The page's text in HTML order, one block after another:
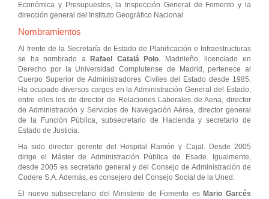
Económica y Presupuestos, la Inspección General de Fomento y la
dirección general del Instituto Geográfico Nacional.
Nombramientos
Al frente de la Secretaría de Estado de Planificación e Infraestructuras
se ha nombrado a
Rafael Catalá Polo. Madrileño, licenciado en
Derecho por la Universidad Complutense de Madrid, pertenece al
Cuerpo Superior de Administradores Civiles del Estado desde 1985.
Ha ocupado diversos cargos en la Administración General del Estado,
entre ellos los de director de Relaciones Laborales de Aena, director
de Administración y Servicios de Navegación Aérea, director general
de la Función Pública, subsecretario de Hacienda y secretario de
Estado de Justicia.
Ha sido director gerente del Hospital Ramón y Cajal. Desde 2005
dirige el Máster de Administración Pública de Esade. Igualmente,
desde 2005 es secretario general y del Consejo de Administración de
Codere S.A. Además, es consejero del Consejo Social de la Uned.
El nuevo subsecretario del Ministerio de Fomento es Mario Garcés